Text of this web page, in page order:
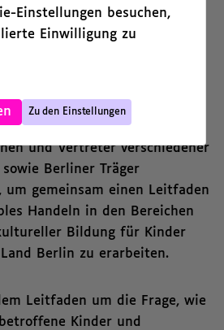
Einstellungen besuchen,
Einwilligung zu
Zu den Einstellungen
zur
und Familienarmut haben
und Vertreter verschiedener
Berliner Träger
um gemeinsam einen Leitfaden
Handeln in den Bereichen
Bildung für Kinder
Berlin zu erarbeiten.
Leitfaden um die Frage, wie
Kinder und